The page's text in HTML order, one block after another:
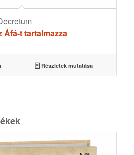
Áfá-t tartalmazza
Részletek mutatása